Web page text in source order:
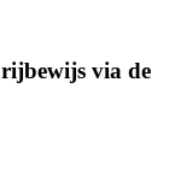
via de